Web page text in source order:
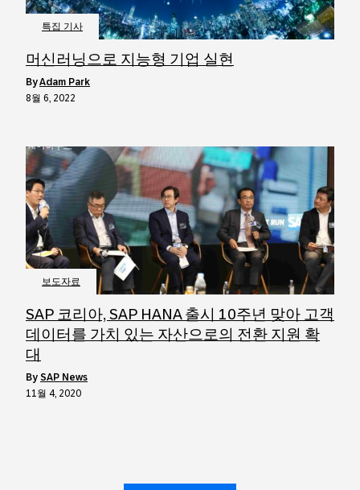
특집 기사
머신러닝으로 지능형 기업 실현
byAdam Park
8월 6, 2022
보도자료
SAP 코리아, SAP HANA 출시 10주년 맞아 고객
데이터를 가치 있는 자산으로의 전환 지원 확
대
by SAP News
11월 4, 2020